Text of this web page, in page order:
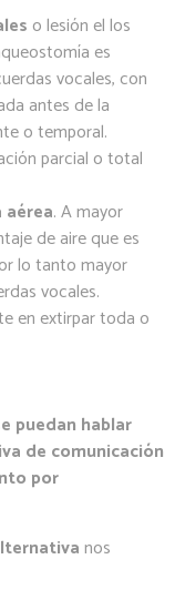
o lesión el los
es
vocales, con
antes de la
o temporal.
parcial o total
. A mayor
de aire que es
lo tanto mayor
vocales.
en extirpar toda o
puedan hablar
de comunicación
por
nos